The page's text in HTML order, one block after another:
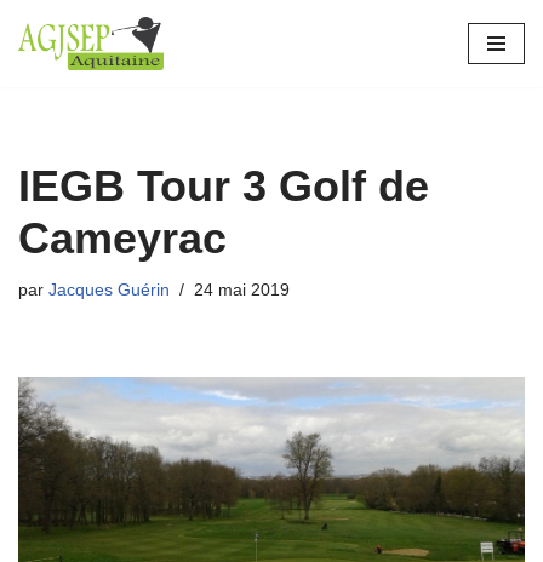
Aller
IEGB Tour 3 Golf de
Cameyrac
par Jacques Guérin 24 mai 2019